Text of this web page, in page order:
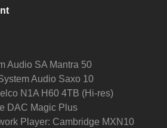
Audio SA Mantra 50
Audio Saxo 10
N1A H60 4TB (Hi-res)
DAC Magic Plus
Player: Cambridge MXN10